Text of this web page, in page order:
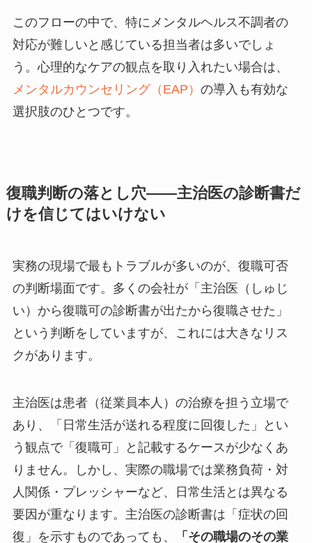
このフローの中で、特にメンタルヘルス不調者の
対応が難しいと感じている担当者は多いでしょ
う。心理的なケアの観点を取り入れたい場合は、
メンタルカウンセリング（EAP） の導入も有効な
選択肢のひとつです。
復職判断の落とし穴——主治医の診断書だ
けを信じてはいけない
実務の現場で最もトラブルが多いのが、復職可否
の判断場面です。多くの会社が「主治医（しゅじ
い）から復職可の診断書が出たから復職させた」
という判断をしていますが、これには大きなリス
クがあります。
主治医は患者（従業員本人）の治療を担う立場で
あり、「日常生活が送れる程度に回復した」とい
う観点で「復職可」と記載するケースが少なくあ
りません。しかし、実際の職場では業務負荷・対
人関係・プレッシャーなど、日常生活とは異なる
要因が重なります。主治医の診断書は「症状の回
復」を示すものであっても、
「その職場のその業